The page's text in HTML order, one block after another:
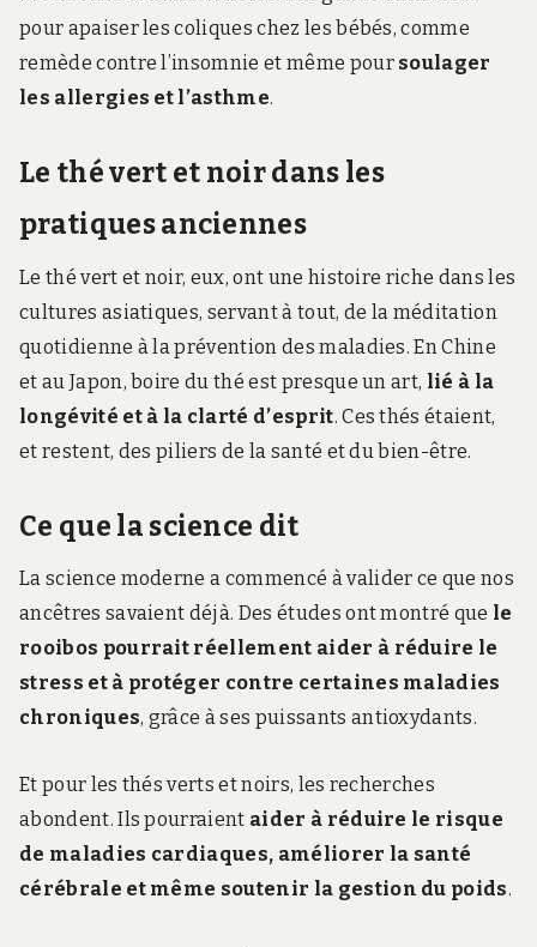
pour apaiser les coliques chez les bébés, comme
remède contre l’insomnie et même pour soulager
les allergies et l’asthme.
Le thé vert et noir dans les
pratiques anciennes
Le thé vert et noir, eux, ont une histoire riche dans les
cultures asiatiques, servant à tout, de la méditation
quotidienne à la prévention des maladies. En Chine
et au Japon, boire du thé est presque un art, lié à la
longévité et à la clarté d’esprit. Ces thés étaient,
et restent, des piliers de la santé et du bien-être.
Ce que la science dit
La science moderne a commencé à valider ce que nos
ancêtres savaient déjà. Des études ont montré que le
rooibos pourrait réellement aider à réduire le
stress et à protéger contre certaines maladies
chroniques, grâce à ses puissants antioxydants.
Et pour les thés verts et noirs, les recherches
abondent. Ils pourraient aider à réduire le risque
de maladies cardiaques, améliorer la santé
cérébrale et même soutenir la gestion du poids.